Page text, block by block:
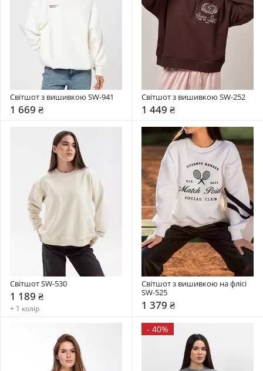
Світшот з вишивкою SW-941
1 669 ₴
Світшот з вишивкою SW-252
1 449 ₴
Світшот SW-530
1 189 ₴
+ 1 колір
Світшот з вишивкою на флісі
SW-525
1 379 ₴
- 40%